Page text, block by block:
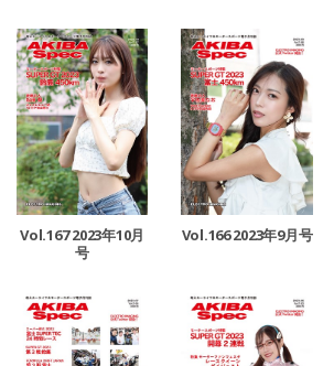
Vol.167 2023年10月
号
Vol.166 2023年9月号